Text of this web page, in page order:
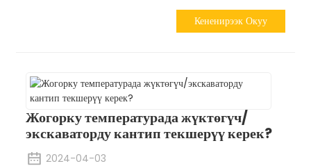
Кененирээк Окуу
Жогорку температурада жүктөгүч/
экскаваторду кантип текшерүү керек?
2024-04-03